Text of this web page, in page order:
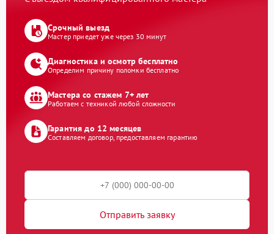
Срочный выезд
Мастер приедет уже через 30 минут
Диагностика и осмотр бесплатно
Определим причину поломки бесплатно
Мастера со стажем 7+ лет
Работаем с техникой любой сложности
Гарантия до 12 месяцев
Составляем договор, предоставляем гарантию
Отправить заявку